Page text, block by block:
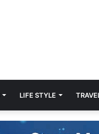
LIFE STYLE